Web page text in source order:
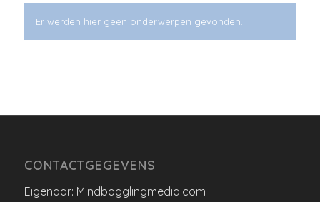
Er werden hier geen onderwerpen gevonden.
CONTACTGEGEVENS
Eigenaar: Mindbogglingmedia.com